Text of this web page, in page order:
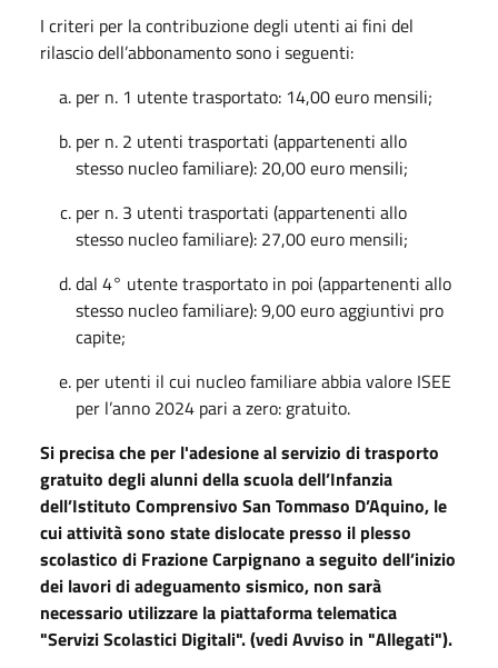
I criteri per la contribuzione degli utenti ai fini del
rilascio dell’abbonamento sono i seguenti:
per n. 1 utente trasportato: 14,00 euro mensili;
per n. 2 utenti trasportati (appartenenti allo
stesso nucleo familiare): 20,00 euro mensili;
per n. 3 utenti trasportati (appartenenti allo
stesso nucleo familiare): 27,00 euro mensili;
dal 4° utente trasportato in poi (appartenenti allo
stesso nucleo familiare): 9,00 euro aggiuntivi pro
capite;
per utenti il cui nucleo familiare abbia valore ISEE
per l’anno 2024 pari a zero: gratuito.
Si precisa che per l'adesione al servizio di trasporto
gratuito degli alunni della scuola dell’Infanzia
dell’Istituto Comprensivo San Tommaso D’Aquino, le
cui attività sono state dislocate presso il plesso
scolastico di Frazione Carpignano a seguito dell’inizio
dei lavori di adeguamento sismico, non sarà
necessario utilizzare la piattaforma telematica
"Servizi Scolastici Digitali". (vedi Avviso in "Allegati").